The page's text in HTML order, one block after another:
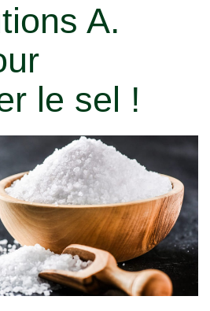
A.
le sel !